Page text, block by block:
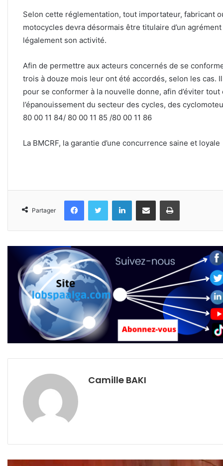
Selon cette réglementation, tout importateur, fabricant
motocycles devra désormais être titulaire d’un
légalement son activité.
Afin de permettre aux acteurs concernés de se
trois à douze mois leur ont été accordés, selon les
pour se conformer à la nouvelle donne, afin d’éviter
l’épanouissement du secteur des cycles, des
80 00 11 84/ 80 00 11 85 /80 00 11 86
La BMCRF, la garantie d’une concurrence saine et loyale
Partager
FacebookTwitter LinkedinPartager par email Imprimer
Camille BAKI